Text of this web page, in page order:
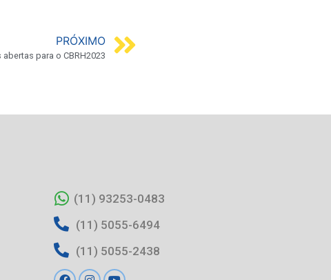
PRÓXIMO
para o CBRH2023
(11) 93253-0483
(11) 5055-6494
(11) 5055-2438